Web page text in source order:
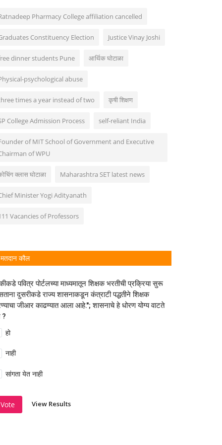
Pharmacy College affiliation cancelled
Constituency Election Justice Vinay Joshi
dinner students Pune आर्थिक घोटाळा
psychological abuse
times a year instead of two कृषी शिक्षण
College Admission Process self-reliant India
of MIT School of Government and Executive
of WPU
क्लास घोटाळा Maharashtra SET latest news
Minister Yogi Adityanath
Vacancies of Professors
मतदान कौल
पवित्र पोर्टलच्या माध्यमातून शिक्षक भरतीची प्रक्रिया सुरू
दुसरीकडे राज्य शासनाकडून कंत्राटी पद्धतीने शिक्षक
जीआर काढण्यात आला आहे."; शासनाचे हे धोरण योग्य वाटते
?
हो
नाही
सांगता येत नाही
Vote View Results